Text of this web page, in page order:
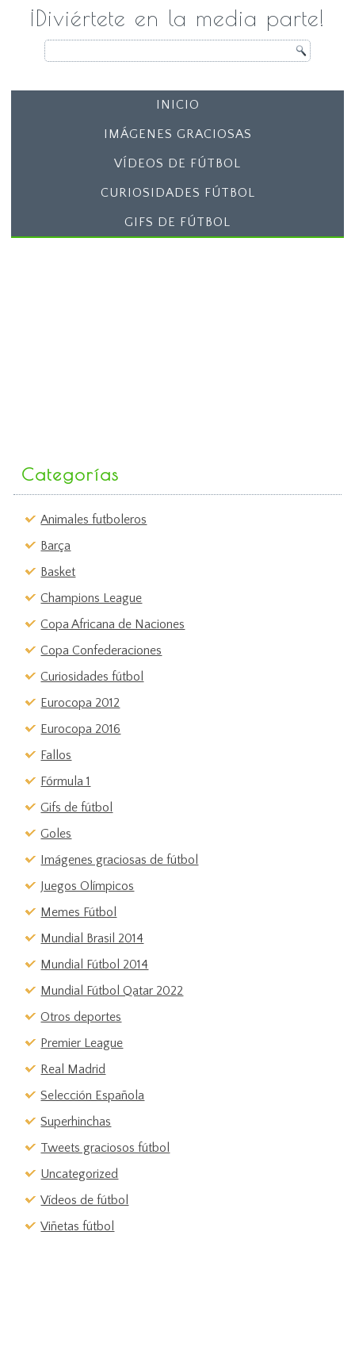
¡Diviértete en la media parte!
INICIO
IMÁGENES GRACIOSAS
VÍDEOS DE FÚTBOL
CURIOSIDADES FÚTBOL
GIFS DE FÚTBOL
Categorías
Animales futboleros
Barça
Basket
Champions League
Copa Africana de Naciones
Copa Confederaciones
Curiosidades fútbol
Eurocopa 2012
Eurocopa 2016
Fallos
Fórmula 1
Gifs de fútbol
Goles
Imágenes graciosas de fútbol
Juegos Olímpicos
Memes Fútbol
Mundial Brasil 2014
Mundial Fútbol 2014
Mundial Fútbol Qatar 2022
Otros deportes
Premier League
Real Madrid
Selección Española
Superhinchas
Tweets graciosos fútbol
Uncategorized
Vídeos de fútbol
Viñetas fútbol